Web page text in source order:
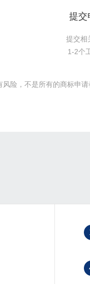
提交
提交相
1-2个
风险，不是所有的商标申